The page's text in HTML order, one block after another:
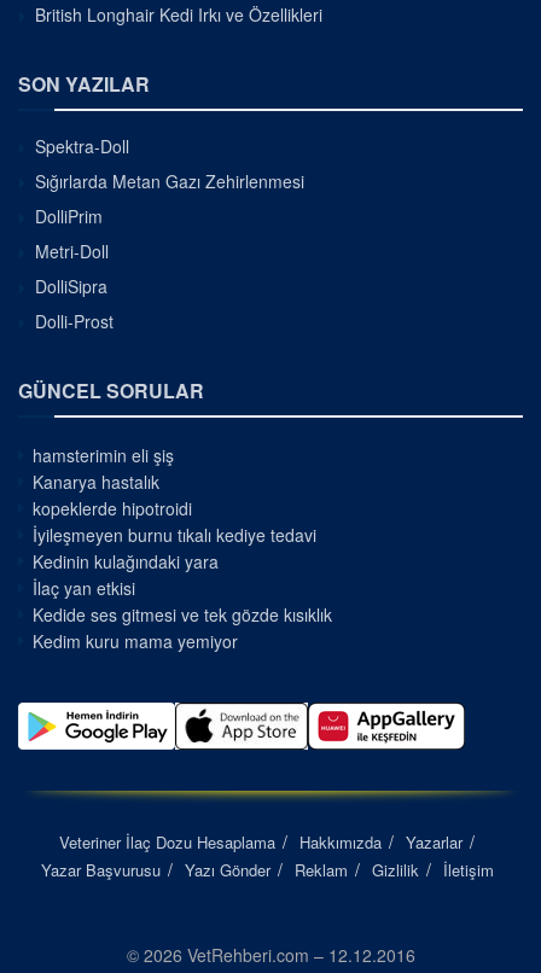
British Longhair Kedi Irkı ve Özellikleri
SON YAZILAR
Spektra-Doll
Sığırlarda Metan Gazı Zehirlenmesi
DolliPrim
Metri-Doll
DolliSipra
Dolli-Prost
GÜNCEL SORULAR
hamsterimin eli şiş
Kanarya hastalık
kopeklerde hipotroidi
İyileşmeyen burnu tıkalı kediye tedavi
Kedinin kulağındaki yara
İlaç yan etkisi
Kedide ses gitmesi ve tek gözde kısıklık
Kedim kuru mama yemiyor
Veteriner İlaç Dozu Hesaplama Hakkımızda
Yazarlar
Yazar Başvurusu
Yazı Gönder Reklam Gizlilik İletişim
© 2026 VetRehberi.com – 12.12.2016